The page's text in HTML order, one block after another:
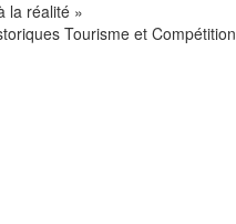
la réalité »
Tourisme et Compétition